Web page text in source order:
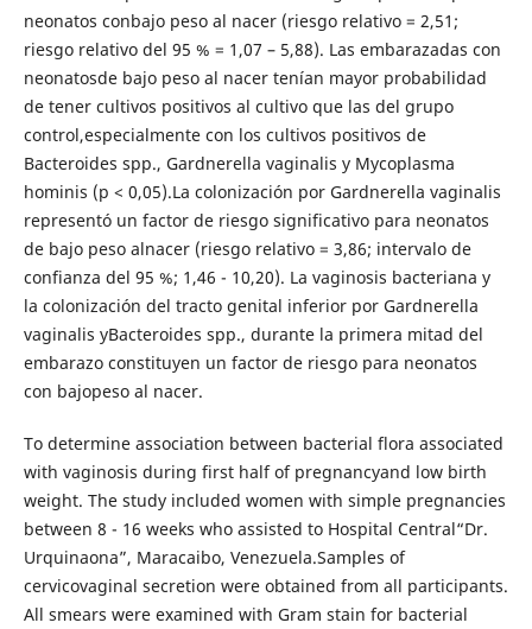
neonatos conbajo peso al nacer (riesgo relativo = 2,51;
riesgo relativo del 95 % = 1,07 – 5,88). Las embarazadas con
neonatosde bajo peso al nacer tenían mayor probabilidad
de tener cultivos positivos al cultivo que las del grupo
control,especialmente con los cultivos positivos de
Bacteroides spp., Gardnerella vaginalis y Mycoplasma
hominis (p < 0,05).La colonización por Gardnerella vaginalis
representó un factor de riesgo significativo para neonatos
de bajo peso alnacer (riesgo relativo = 3,86; intervalo de
confianza del 95 %; 1,46 - 10,20). La vaginosis bacteriana y
la colonización del tracto genital inferior por Gardnerella
vaginalis yBacteroides spp., durante la primera mitad del
embarazo constituyen un factor de riesgo para neonatos
con bajopeso al nacer.
To determine association between bacterial flora associated
with vaginosis during first half of pregnancyand low birth
weight. The study included women with simple pregnancies
between 8 - 16 weeks who assisted to Hospital Central“Dr.
Urquinaona”, Maracaibo, Venezuela.Samples of
cervicovaginal secretion were obtained from all participants.
All smears were examined with Gram stain for bacterial